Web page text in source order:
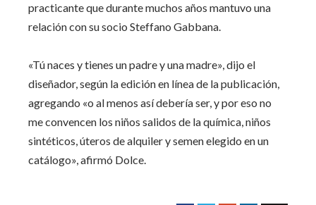
practicante que durante muchos años mantuvo una
relación con su socio Steffano Gabbana.
«Tú naces y tienes un padre y una madre», dijo el
diseñador, según la edición en línea de la publicación,
agregando «o al menos así debería ser, y por eso no
me convencen los niños salidos de la química, niños
sintéticos, úteros de alquiler y semen elegido en un
catálogo», afirmó Dolce.